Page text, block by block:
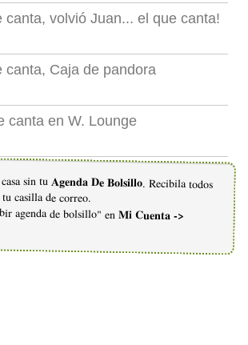
canta, volvió Juan... el que canta!
canta, Caja de pandora
canta en W. Lounge
sin tu Agenda De Bolsillo. Recibila todos
casilla de correo.
agenda de bolsillo" en Mi Cuenta ->